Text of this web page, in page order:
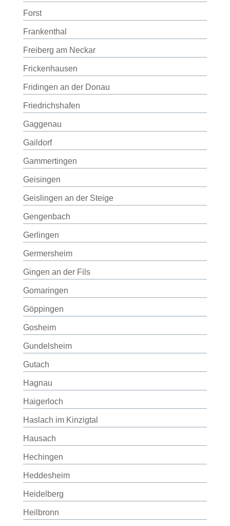
Forst
Frankenthal
Freiberg am Neckar
Frickenhausen
Fridingen an der Donau
Friedrichshafen
Gaggenau
Gaildorf
Gammertingen
Geisingen
Geislingen an der Steige
Gengenbach
Gerlingen
Germersheim
Gingen an der Fils
Gomaringen
Göppingen
Gosheim
Gundelsheim
Gutach
Hagnau
Haigerloch
Haslach im Kinzigtal
Hausach
Hechingen
Heddesheim
Heidelberg
Heilbronn